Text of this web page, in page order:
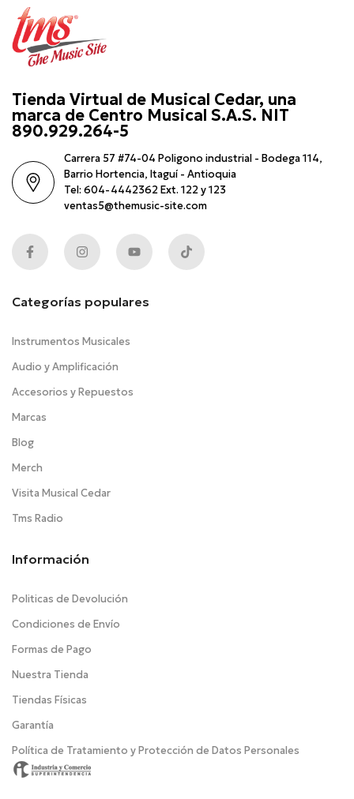
Tienda Virtual de Musical Cedar, una
marca de Centro Musical S.A.S. NIT
890.929.264-5
Carrera 57 #74-04 Poligono industrial - Bodega 114,
Barrio Hortencia, Itaguí - Antioquia
Tel: 604-4442362 Ext. 122 y 123
ventas5@themusic-site.com
Categorías populares
Instrumentos Musicales
Audio y Amplificación
Accesorios y Repuestos
Marcas
Blog
Merch
Visita Musical Cedar
Tms Radio
Información
Politicas de Devolución
Condiciones de Envío
Formas de Pago
Nuestra Tienda
Tiendas Físicas
Garantía
Política de Tratamiento y Protección de Datos Personales